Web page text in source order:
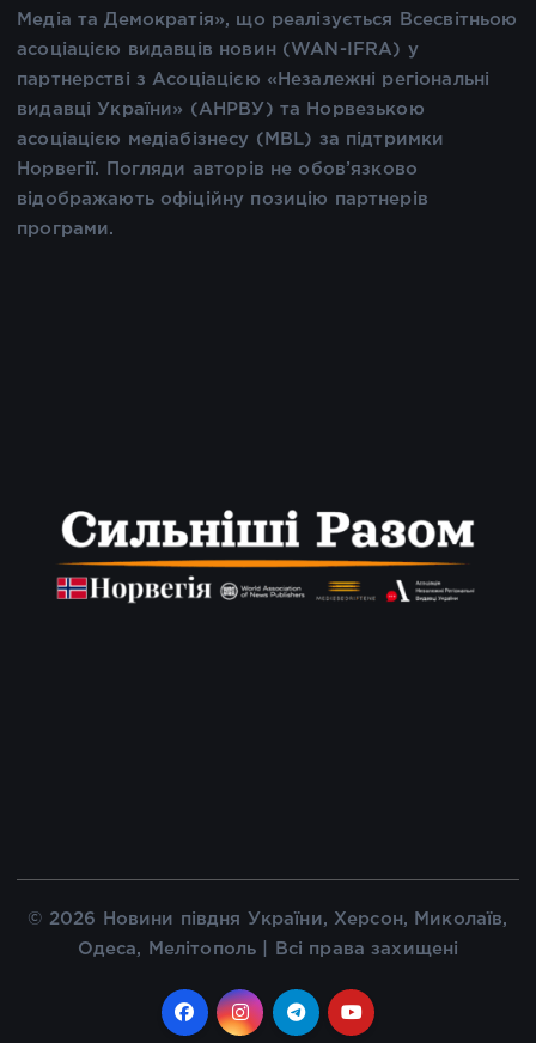
Медіа та Демократія», що реалізується Всесвітньою
асоціацією видавців новин (WAN-IFRA) у
партнерстві з Асоціацією «Незалежні регіональні
видавці України» (АНРВУ) та Норвезькою
асоціацією медіабізнесу (MBL) за підтримки
Норвегії. Погляди авторів не обов’язково
відображають офіційну позицію партнерів
програми.
© 2026 Новини півдня України, Херсон, Миколаїв,
Одеса, Мелітополь | Всі права захищені